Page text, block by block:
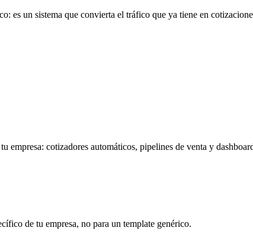
es un sistema que convierta el tráfico que ya tiene en
empresa: cotizadores automáticos, pipelines de venta y
de tu empresa, no para un template genérico.